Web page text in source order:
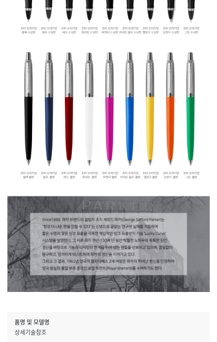
품명 및 모델명
상세기술참조